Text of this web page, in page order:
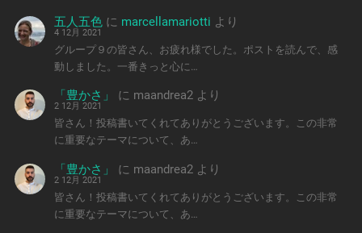
五人五色 に marcellamariotti より
4 12月 2021
グループ９の皆さん、お疲れ様でした。ポストを読んで、感
動しました。一番きっと心に…
「豊かさ」 に maandrea2 より
2 12月 2021
皆さん！投稿書いてくれてありがとうございます。この非常
に重要なテーマについて、あ…
「豊かさ」 に maandrea2 より
2 12月 2021
皆さん！投稿書いてくれてありがとうございます。この非常
に重要なテーマについて、あ…